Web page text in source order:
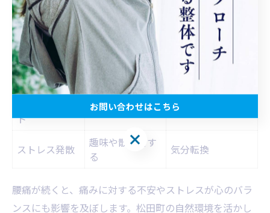
腰痛の不安を減らす心の整え方
心の整え方 具体的な工夫 期待できる効果
深呼吸・瞑想 自然の中で実践
心身のリフレッシ
ト
専門家へ相談 安心感の獲得
ストレス発散
趣味や散策をす
る
気分転換
腰痛が続くと、痛みに対する不安やストレスが心のバラ
ンスにも影響を及ぼします。松田町の自然環境を活かし
お問い合わせはこちら
お問い合わせはこちら